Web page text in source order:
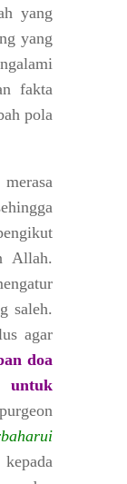
yang
yang
fakta
pola
Allah.
saleh.
agar
doa
untuk